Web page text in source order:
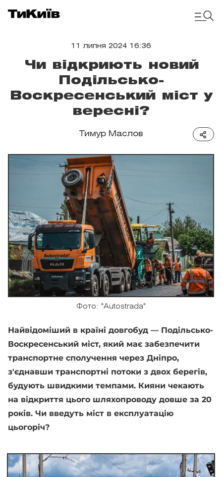
11 липня 2024 16:36
Чи відкриють новий
Подільсько-
Воскресенський міст у
вересні?
Тимур Маслов
Фото: "Autostrada"
Найвідоміший в країні довгобуд — Подільсько-
Воскресенський міст, який має забезпечити
транспортне сполучення через Дніпро,
з'єднавши транспортні потоки з двох берегів,
будують швидкими темпами. Кияни чекають
на відкриття цього шляхопроводу довше за 20
років. Чи введуть міст в експлуатацію
цьогоріч?